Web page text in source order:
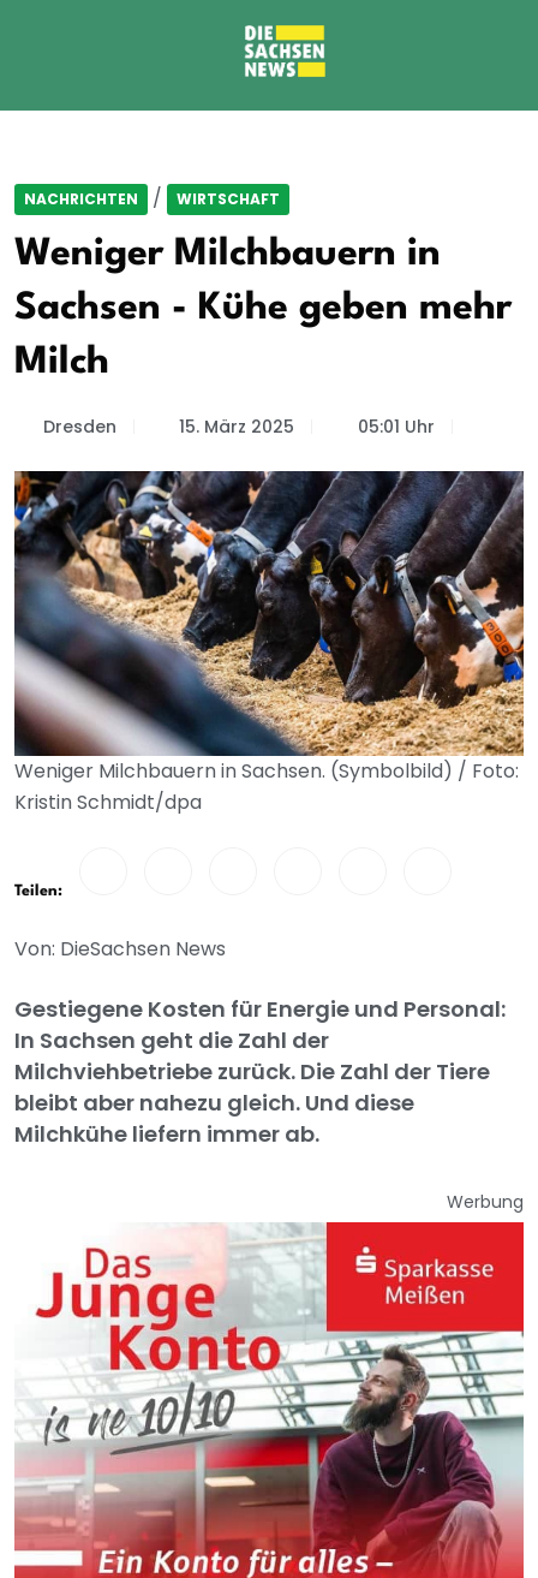
NACHRICHTEN / WIRTSCHAFT
Weniger Milchbauern in
Sachsen - Kühe geben mehr
Milch
Dresden 15. März 2025 05:01 Uhr
Weniger Milchbauern in Sachsen. (Symbolbild) / Foto:
Kristin Schmidt/dpa
Teilen:
Von: DieSachsen News
Gestiegene Kosten für Energie und Personal:
In Sachsen geht die Zahl der
Milchviehbetriebe zurück. Die Zahl der Tiere
bleibt aber nahezu gleich. Und diese
Milchkühe liefern immer ab.
Werbung